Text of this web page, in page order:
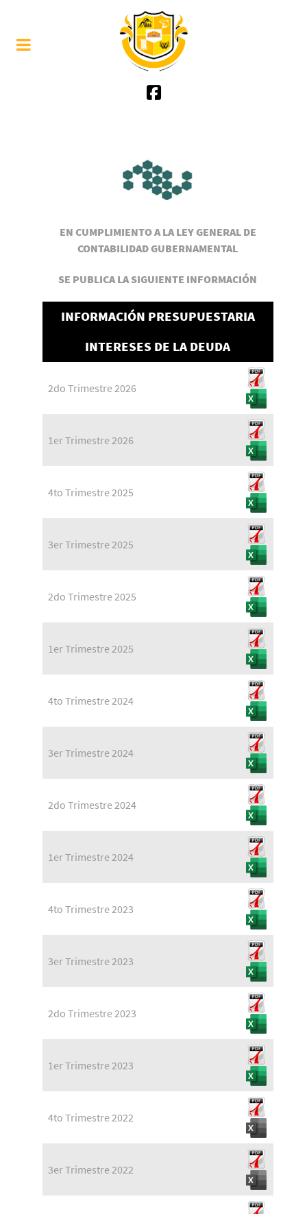
EN CUMPLIMIENTO A LA LEY GENERAL DE
CONTABILIDAD GUBERNAMENTAL
SE PUBLICA LA SIGUIENTE INFORMACIÓN
INFORMACIÓN PRESUPUESTARIA
INTERESES DE LA DEUDA
2do Trimestre 2026
1er Trimestre 2026
4to Trimestre 2025
3er Trimestre 2025
2do Trimestre 2025
1er Trimestre 2025
4to Trimestre 2024
3er Trimestre 2024
2do Trimestre 2024
1er Trimestre 2024
4to Trimestre 2023
3er Trimestre 2023
2do Trimestre 2023
1er Trimestre 2023
4to Trimestre 2022
3er Trimestre 2022